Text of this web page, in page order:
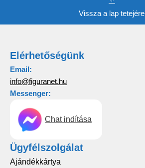
Vissza a lap tetejére
Elérhetőségünk
Email:
info@figuranet.hu
Messenger:
Chat indítása
Ügyfélszolgálat
Ajándékkártya